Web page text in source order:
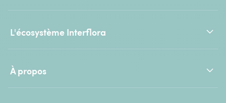
L'écosystème Interflora
À propos